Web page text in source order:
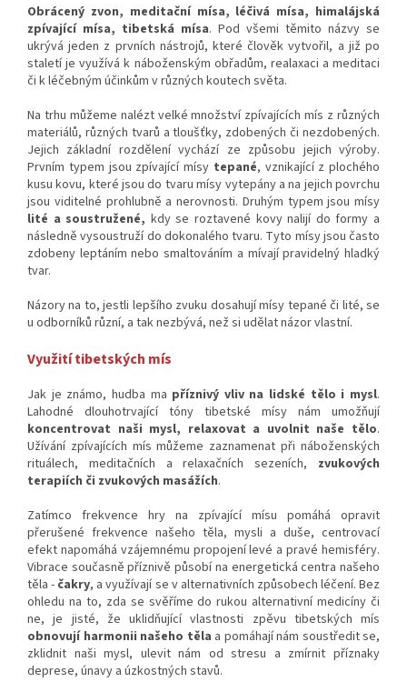
Obrácený zvon, meditační mísa, léčivá mísa, himalájská
zpívající mísa, tibetská mísa. Pod všemi těmito názvy se
ukrývá jeden z prvních nástrojů, které člověk vytvořil, a již po
staletí je využívá k náboženským obřadům, realaxaci a meditaci
či k léčebným účinkům v různých koutech světa.
Na trhu můžeme nalézt velké množství zpívajících mís z různých
materiálů, různých tvarů a tloušťky, zdobených či nezdobených.
Jejich základní rozdělení vychází ze způsobu jejich výroby.
Prvním typem jsou zpívající mísy tepané, vznikající z plochého
kusu kovu, které jsou do tvaru mísy vytepány a na jejich povrchu
jsou viditelné prohlubně a nerovnosti. Druhým typem jsou mísy
lité a soustružené, kdy se roztavené kovy nalijí do formy a
následně vysoustruží do dokonalého tvaru. Tyto mísy jsou často
zdobeny leptáním nebo smaltováním a mívají pravidelný hladký
tvar.
Názory na to, jestli lepšího zvuku dosahují mísy tepané či lité, se
u odborníků různí, a tak nezbývá, než si udělat názor vlastní.
Využití tibetských mís
Jak je známo, hudba ma příznivý vliv na lidské tělo i mysl.
Lahodné dlouhotrvající tóny tibetské mísy nám umožňují
koncentrovat naši mysl, relaxovat a uvolnit naše tělo.
Užívání zpívajících mís můžeme zaznamenat při náboženských
rituálech, meditačních a relaxačních sezeních, zvukových
terapiích či zvukových masážích.
Zatímco frekvence hry na zpívající mísu pomáhá opravit
přerušené frekvence našeho těla, mysli a duše, centrovací
efekt napomáhá vzájemnému propojení levé a pravé hemisféry.
Vibrace současně příznivě působí na energetická centra našeho
těla - čakry, a využívají se v alternativních způsobech léčení. Bez
ohledu na to, zda se svěříme do rukou alternativní medicíny či
ne, je jisté, že uklidňující vlastnosti zpěvu tibetských mís
obnovují harmonii našeho těla a pomáhají nám soustředit se,
zklidnit naši mysl, ulevit nám od stresu a zmírnit příznaky
deprese, únavy a úzkostných stavů.